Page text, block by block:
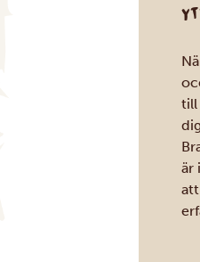
till
är